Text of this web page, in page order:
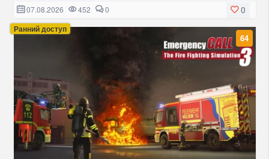
0
07.08.2026 452 0
Ранний доступ
64